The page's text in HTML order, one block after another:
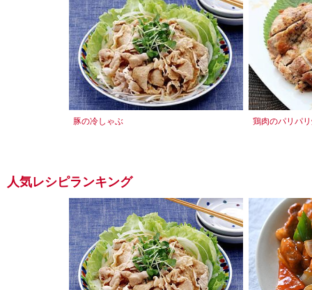
豚の冷しゃぶ 鶏肉のパリパ
人気レシピランキング